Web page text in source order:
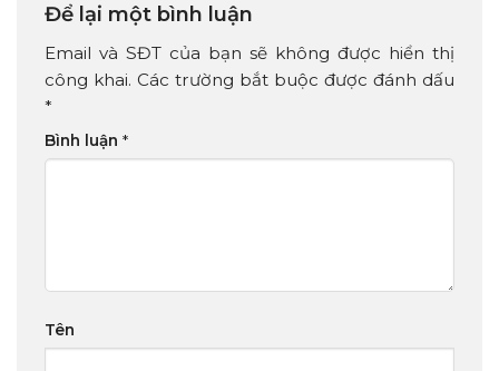
Để lại một bình luận
Email và SĐT của bạn sẽ không được hiển thị
công khai. Các trường bắt buộc được đánh dấu
*
Bình luận *
Tên